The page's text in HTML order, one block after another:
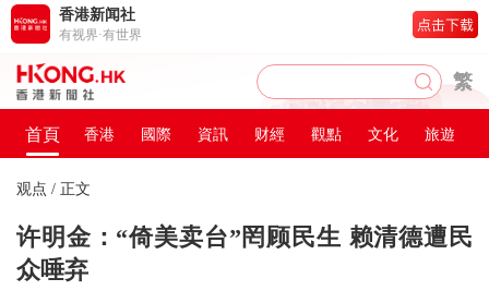
繁
首頁 香港 國際 資訊 财經 觀點 文化 旅遊
观点 / 正文
许明金：“倚美卖台”罔顾民生 赖清德遭民
众唾弃
香港新闻社
有视界·有世界